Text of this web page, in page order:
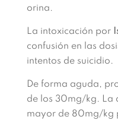
orina.
La intoxicación por
confusión en las
intentos de suicidio.
De forma aguda,
de los 30mg/kg. La
mayor de 80mg/kg